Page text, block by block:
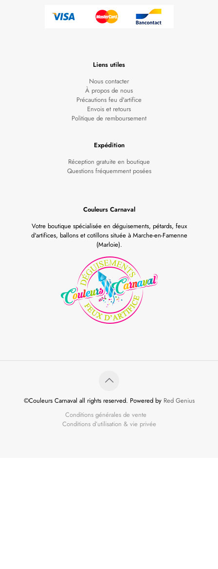
Liens utiles
Nous contacter
À propos de nous
Précautions feu d'artifice
Envois et retours
Politique de remboursement
Expédition
Réception gratuite en boutique
Questions fréquemment posées
Couleurs Carnaval
Votre boutique spécialisée en déguisements, pétards, feux
d'artifices, ballons et cotillons située à Marche-en-Famenne
(Marloie).
©Couleurs Carnaval all rights reserved. Powered by Red Genius
Conditions générales de vente
Conditions d’utilisation & vie privée